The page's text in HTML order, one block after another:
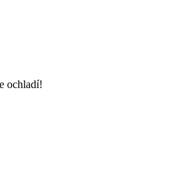
ochladí!